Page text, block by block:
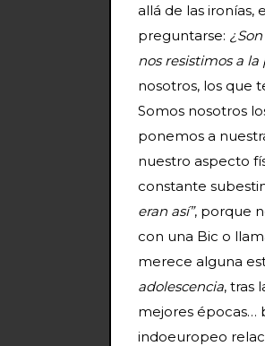
allá de las
preguntarse:
nos resistimos a
nosotros, los que
Somos nosotros
ponemos a
nuestro aspecto
constante
eran así”, porque
con una Bic o
merece alguna
adolescencia, tras
mejores épocas…
indoeuropeo